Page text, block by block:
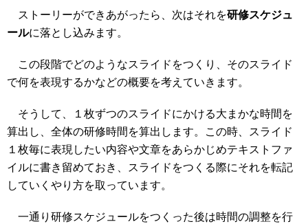
ストーリーができあがったら、次はそれを研修スケジュ
ールに落とし込みます。
この段階でどのようなスライドをつくり、そのスライド
で何を表現するかなどの概要を考えていきます。
そうして、１枚ずつのスライドにかける大まかな時間を
算出し、全体の研修時間を算出します。この時、スライド
１枚毎に表現したい内容や文章をあらかじめテキストファ
イルに書き留めておき、スライドをつくる際にそれを転記
していくやり方を取っています。
一通り研修スケジュールをつくった後は時間の調整を行